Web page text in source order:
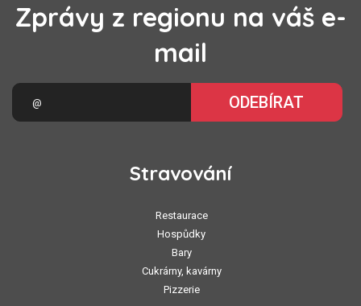
Zprávy z regionu na váš e-
mail
ODEBÍRAT
Stravování
Restaurace
Hospůdky
Bary
Cukrárny, kavárny
Pizzerie